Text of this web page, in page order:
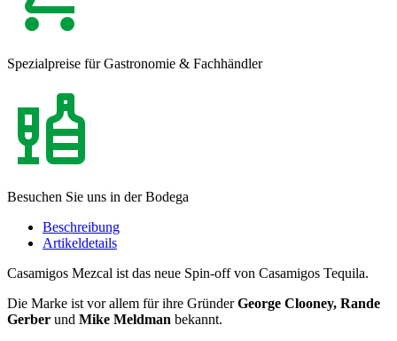
Spezialpreise für Gastronomie & Fachhändler
Besuchen Sie uns in der Bodega
Beschreibung
Artikeldetails
Casamigos Mezcal ist das neue Spin-off von Casamigos Tequila.
Die Marke ist vor allem für ihre GründerGeorge Clooney, Rande
Gerber und Mike Meldman bekannt.